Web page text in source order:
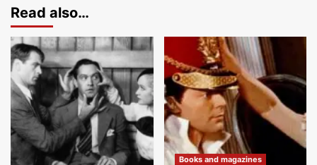
Read also…
Books and magazines